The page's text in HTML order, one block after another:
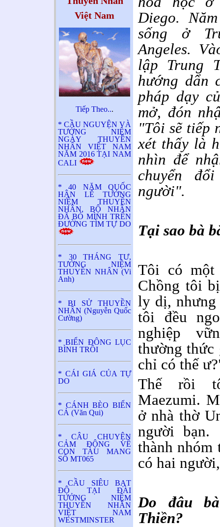
Việt Nam
Tiếp Theo...
* CẦU NGUYỆN VÀ
TƯỞNG NIỆM
NGÀY THUYỀN
NHÂN VIỆT NAM
NĂM 2016 TẠI NAM
CALI
* 40 NĂM QUỐC
HẬN LỄ TƯỞNG
NIỆM THUYỀN
NHÂN, BỘ NHÂN
ĐÃ BỎ MÌNH TRÊN
ĐƯỜNG TÌM TỰ DO
* 30 THÁNG TƯ,
TƯỞNG NIỆM
THUYỀN NHÂN (Vi
Anh)
* BI SỬ THUYỀN
NHÂN (Nguyễn Quốc
Cường)
* BIỂN ĐÔNG LỤC
BÌNH TRÔI
* CÁI GIÁ CỦA TỰ
DO
* CÁNH BÈO BIỂN
CẢ (Văn Qui)
* CÂU CHUYỆN
CẢM ĐỘNG VỀ
CON TÀU MANG
SỐ MT065
* CẦU SIÊU BẠT
ĐỘ TẠI ĐÀI
TƯỞNG NIỆM
THUYỀN NHÂN
VIỆT NAM
WESTMINSTER
Diego.
sống ở
Angeles.
lập Trung
hướng dẩn
pháp dạy
mở, đón
"Tôi sẽ tiếp
xét thấy là
nhìn để
chuyển
người".
Tại sao bà
Tôi có
Chồng tôi
ly dị, nhưng
tôi đều
nghiệp
thường thức
chỉ có thế
Thế rồi
Maezumi.
ở nhà thờ
người bạn.
thành nhóm
có hai
Do đâu
Thiền?